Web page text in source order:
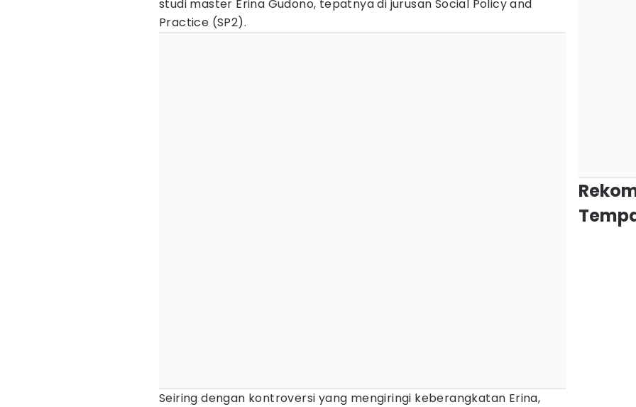
studi master Erina Gudono, tepatnya di jurusan Social Policy and
Practice (SP2).
Seiring dengan kontroversi yang mengiringi keberangkatan Erina,